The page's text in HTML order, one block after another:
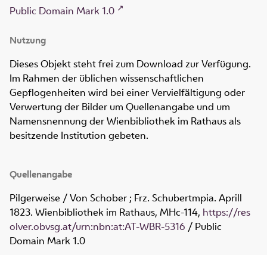
Public Domain Mark 1.0
Nutzung
Dieses Objekt steht frei zum Download zur Verfügung.
Im Rahmen der üblichen wissenschaftlichen
Gepflogenheiten wird bei einer Vervielfältigung oder
Verwertung der Bilder um Quellenangabe und um
Namensnennung der Wienbibliothek im Rathaus als
besitzende Institution gebeten.
Quellenangabe
Pilgerweise / Von Schober ; Frz. Schubertmpia. Aprill
1823. Wienbibliothek im Rathaus, MHc-114, https://res
olver.obvsg.at/urn:nbn:at:AT-WBR-5316 / Public
Domain Mark 1.0